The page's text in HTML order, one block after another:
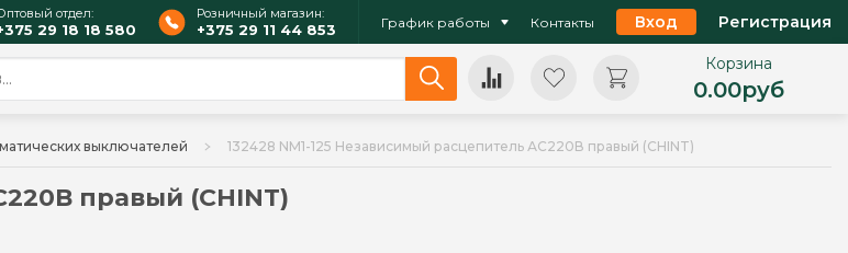
отдел:
29 18 18 580
Розничный магазин:
+375 29 11 44 853 График работы Контакты Вход Регистрация
Корзина
0.00руб
выключателей 132428 NM1-125 Независимый расцепитель АС220В правый (CHINT)
правый (CHINT)